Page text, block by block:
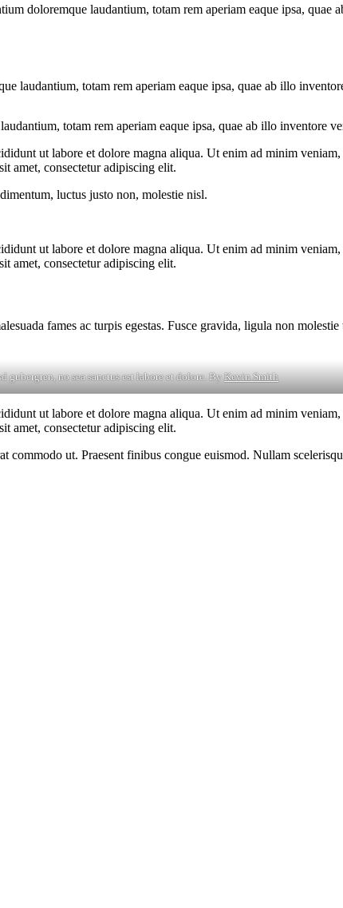
doloremque laudantium, totam rem aperiam eaque ipsa, quae
laudantium, totam rem aperiam eaque ipsa, quae ab illo
totam rem aperiam eaque ipsa, quae ab illo inventore
ut labore et dolore magna aliqua. Ut enim ad minim
amet, consectetur adipiscing elit.
luctus justo non, molestie nisl.
ut labore et dolore magna aliqua. Ut enim ad minim
amet, consectetur adipiscing elit.
fames ac turpis egestas. Fusce gravida, ligula non
gubergren, no sea sanctus est labore et dolore. ByKevin Smith
ut labore et dolore magna aliqua. Ut enim ad minim
amet, consectetur adipiscing elit.
ut. Praesent finibus congue euismod. Nullam